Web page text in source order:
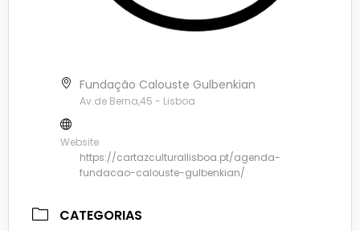
Fundação Calouste Gulbenkian
Av.de Berna,45 - Lisboa
Website
https://cartazculturallisboa.pt/agenda-
fundacao-calouste-gulbenkian/
CATEGORIAS